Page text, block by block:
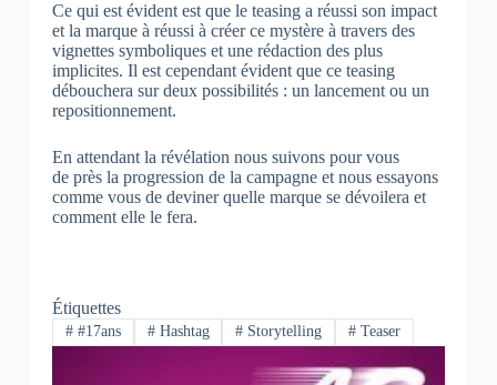
Ce qui est évident est que le teasing a réussi son impact
et la marque à réussi à créer ce mystère à travers des
vignettes symboliques et une rédaction des plus
implicites. Il est cependant évident que ce teasing
débouchera sur deux possibilités : un lancement ou un
repositionnement.
En attendant la révélation nous suivons pour vous
de près la progression de la campagne et nous essayons
comme vous de deviner quelle marque se dévoilera et
comment elle le fera.
Étiquettes
##17ans #Hashtag # Storytelling # Teaser